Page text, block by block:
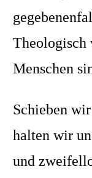
Theologisch
Menschen
Schieben
halten wir
und